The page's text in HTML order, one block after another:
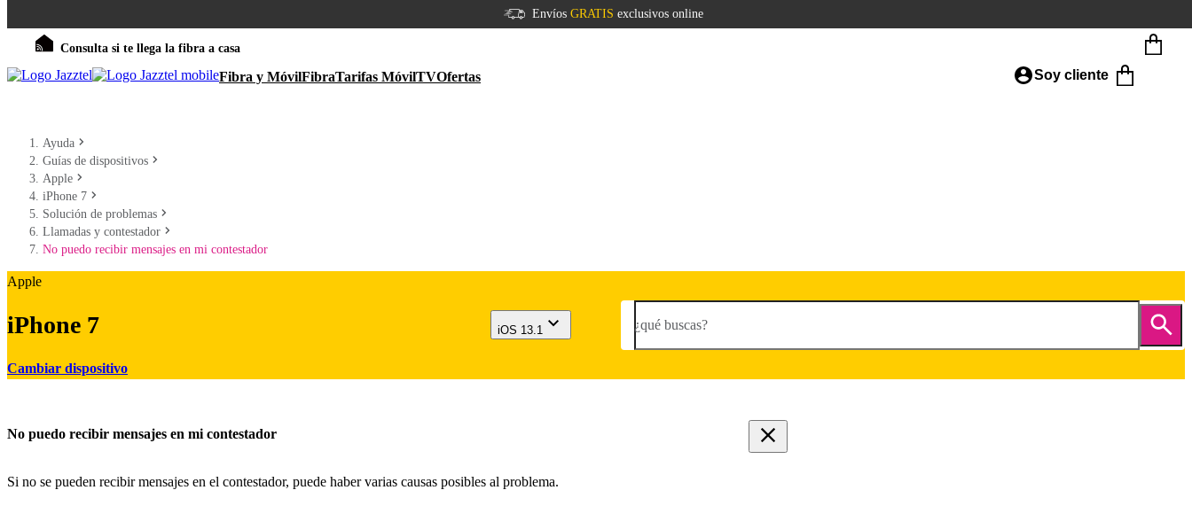
Envíos GRATIS exclusivos online
Consulta si te llega la fibra a casa
Fibra y MóvilFibraTarifas MóvilTVOfertas Soy cliente
Ayuda
Guías de dispositivos
Apple
iPhone 7
Solución de problemas
Llamadas y contestador
No puedo recibir mensajes en mi contestador
Apple
iPhone 7
Cambiar dispositivo
iOS 13.1 ¿qué buscas?
No puedo recibir mensajes en mi contestador
Si no se pueden recibir mensajes en el contestador, puede haber varias causas posibles al problema.